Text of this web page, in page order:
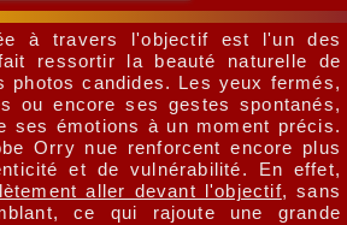
à travers l'objectif est l'un des
ressortir la beauté naturelle de
photos candides. Les yeux fermés,
ou encore ses gestes spontanés,
ses émotions à un moment précis.
Orry nue renforcent encore plus
et de vulnérabilité. En effet,
aller devant l'objectif, sans
ce qui rajoute une grande